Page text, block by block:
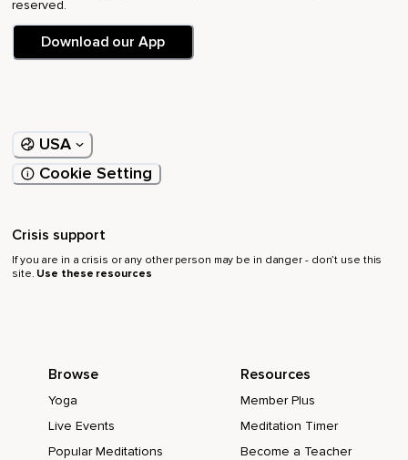
Was im Kopf die ganze Zeit passiert,
Immer dieses Opferrollendenken und dieses,
Ja,
Ins Selbstmitleid zu versinken,
Also vor allem auch im Alltag und so,
Wenn man einfach durch irgendwas gehindert ist,
reserved.
Download our App
USA
Cookie Setting
Crisis support
If you are in a crisis or any other person may be in danger - don’t use this
site. Use these resources
Browse
Yoga
Live Events
Popular Meditations
Resources
Member Plus
Meditation Timer
Become a Teacher